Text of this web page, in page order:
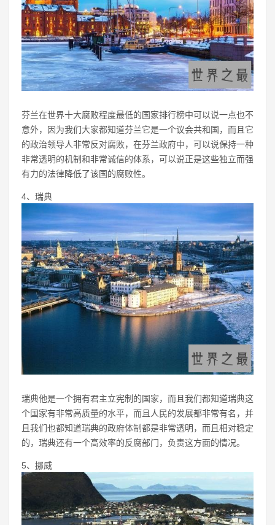
芬兰在世界十大腐败程度最低的国家排行榜中可以说一点也不
意外，因为我们大家都知道芬兰它是一个议会共和国，而且它
的政治领导人非常反对腐败，在芬兰政府中，可以说保持一种
非常透明的机制和非常诚信的体系，可以说正是这些独立而强
有力的法律降低了该国的腐败性。
4、瑞典
瑞典他是一个拥有君主立宪制的国家，而且我们都知道瑞典这
个国家有非常高质量的水平，而且人民的发展都非常有名，并
且我们也都知道瑞典的政府体制都是非常透明，而且相对稳定
的，瑞典还有一个高效率的反腐部门，负责这方面的情况。
5、挪威